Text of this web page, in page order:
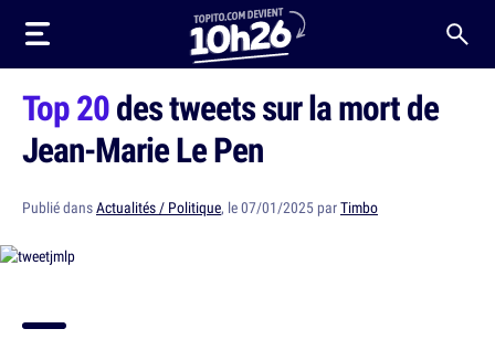
Top 20des tweets sur la mort de
Jean-Marie Le Pen
Publié dansActualités / Politique, le 07/01/2025 parTimbo